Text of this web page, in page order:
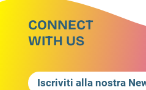
CONNECT
WITH US
Iscriviti alla nostra